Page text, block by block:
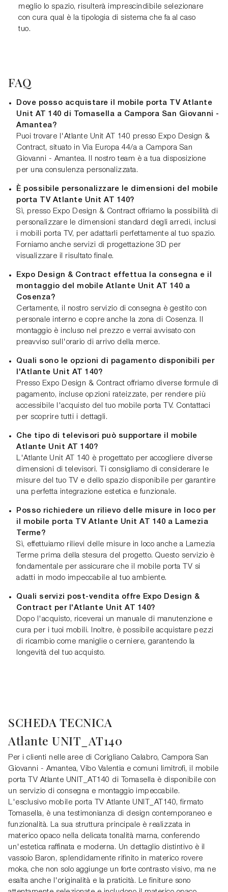
meglio lo spazio, risulterà imprescindibile selezionare
con cura qual è la tipologia di sistema che fa al caso
tuo.
FAQ
Dove posso acquistare il mobile porta TV Atlante
Unit AT 140 di Tomasella a Campora San Giovanni -
Amantea?
Puoi trovare l'Atlante Unit AT 140 presso Expo Design &
Contract, situato in Via Europa 44/a a Campora San
Giovanni - Amantea. Il nostro team è a tua disposizione
per una consulenza personalizzata.
È possibile personalizzare le dimensioni del mobile
porta TV Atlante Unit AT 140?
Sì, presso Expo Design & Contract offriamo la possibilità di
personalizzare le dimensioni standard degli arredi, inclusi
i mobili porta TV, per adattarli perfettamente al tuo spazio.
Forniamo anche servizi di progettazione 3D per
visualizzare il risultato finale.
Expo Design & Contract effettua la consegna e il
montaggio del mobile Atlante Unit AT 140 a
Cosenza?
Certamente, il nostro servizio di consegna è gestito con
personale interno e copre anche la zona di Cosenza. Il
montaggio è incluso nel prezzo e verrai avvisato con
preavviso sull'orario di arrivo della merce.
Quali sono le opzioni di pagamento disponibili per
l'Atlante Unit AT 140?
Presso Expo Design & Contract offriamo diverse formule di
pagamento, incluse opzioni rateizzate, per rendere più
accessibile l'acquisto del tuo mobile porta TV. Contattaci
per scoprire tutti i dettagli.
Che tipo di televisori può supportare il mobile
Atlante Unit AT 140?
L'Atlante Unit AT 140 è progettato per accogliere diverse
dimensioni di televisori. Ti consigliamo di considerare le
misure del tuo TV e dello spazio disponibile per garantire
una perfetta integrazione estetica e funzionale.
Posso richiedere un rilievo delle misure in loco per
il mobile porta TV Atlante Unit AT 140 a Lamezia
Terme?
Sì, effettuiamo rilievi delle misure in loco anche a Lamezia
Terme prima della stesura del progetto. Questo servizio è
fondamentale per assicurare che il mobile porta TV si
adatti in modo impeccabile al tuo ambiente.
Quali servizi post-vendita offre Expo Design &
Contract per l'Atlante Unit AT 140?
Dopo l'acquisto, riceverai un manuale di manutenzione e
cura per i tuoi mobili. Inoltre, è possibile acquistare pezzi
di ricambio come maniglie o cerniere, garantendo la
longevità del tuo acquisto.
SCHEDA TECNICA
Atlante UNIT_AT140
Per i clienti nelle aree di Corigliano Calabro, Campora San
Giovanni - Amantea, Vibo Valentia e comuni limitrofi, il mobile
porta TV Atlante UNIT_AT140 di Tomasella è disponibile con
un servizio di consegna e montaggio impeccabile.
L'esclusivo mobile porta TV Atlante UNIT_AT140, firmato
Tomasella, è una testimonianza di design contemporaneo e
funzionalità. La sua struttura principale è realizzata in
materico opaco nella delicata tonalità marna, conferendo
un'estetica raffinata e moderna. Un dettaglio distintivo è il
vassoio Baron, splendidamente rifinito in materico rovere
moka, che non solo aggiunge un forte contrasto visivo, ma ne
esalta anche l'originalità e la praticità. Le finiture sono